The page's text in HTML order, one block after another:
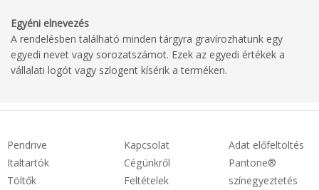
Egyéni elnevezés
A rendelésben található minden tárgyra gravírozhatunk egy
egyedi nevet vagy sorozatszámot. Ezek az egyedi értékek a
vállalati logót vagy szlogent kísérik a terméken.
Pendrive
Italtartók
Töltők
Kapcsolat
Cégünkről
Feltételek
Adat előfeltöltés
Pantone®
színegyeztetés